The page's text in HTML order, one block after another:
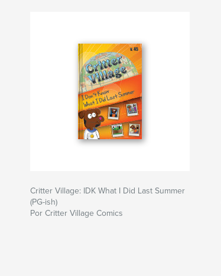
Critter Village: IDK What I Did Last Summer
(PG-ish)
Por Critter Village Comics